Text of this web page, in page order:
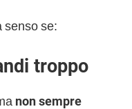
senso se:
troppo
non sempre